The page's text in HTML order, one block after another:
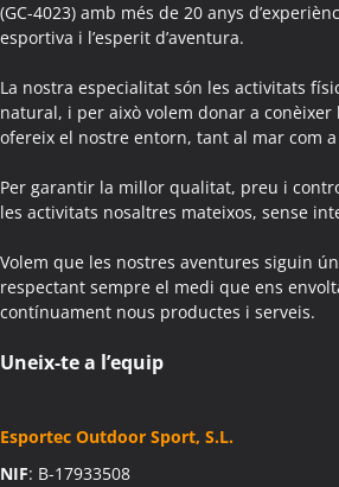
Activitats Família Amics Aguilar de
Colònies Escolars Aguilar de Segarra
Activitats Teambuilding Empreses
Activitats Família Amics Agullana
Colònies Escolars Agullana
Activitats Família Amics Aiguafreda
Activitats Teambuilding Empreses
Activitats Família Amics Aiguamúrcia
Colònies Escolars Aiguamúrcia
Activitats Teambuilding Empreses
Activitats Teambuilding Empreses Aín
Activitats Família Amics Aín
(GC-4023) amb més de 20 anys
esportiva i l’esperit d’aventura.
La nostra especialitat són les activitats
natural, i per això volem donar a
ofereix el nostre entorn, tant al mar com
Per garantir la millor qualitat, preu i
les activitats nosaltres mateixos, sense
Volem que les nostres aventures siguin
respectant sempre el medi que ens
contínuament nous productes i serveis.
Uneix-te a l’equip
Esportec Outdoor Sport, S.L.
NIF: B-17933508